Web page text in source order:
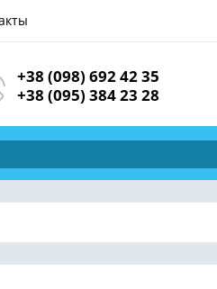
+38 (098) 692 42 35
+38 (095) 384 23 28